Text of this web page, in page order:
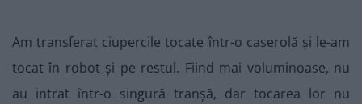
Am transferat ciupercile tocate într-o caserolă și le-am
tocat în robot și pe restul. Fiind mai voluminoase, nu
au intrat într-o singură tranșă, dar tocarea lor nu